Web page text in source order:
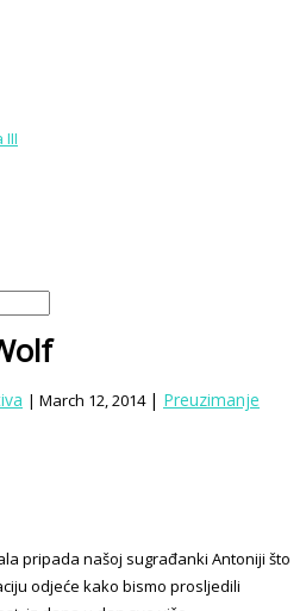
III
| March 12, 2014 | Preuzimanje
pripada našoj sugrađanki Antoniji što
odjeće kako bismo prosljedili